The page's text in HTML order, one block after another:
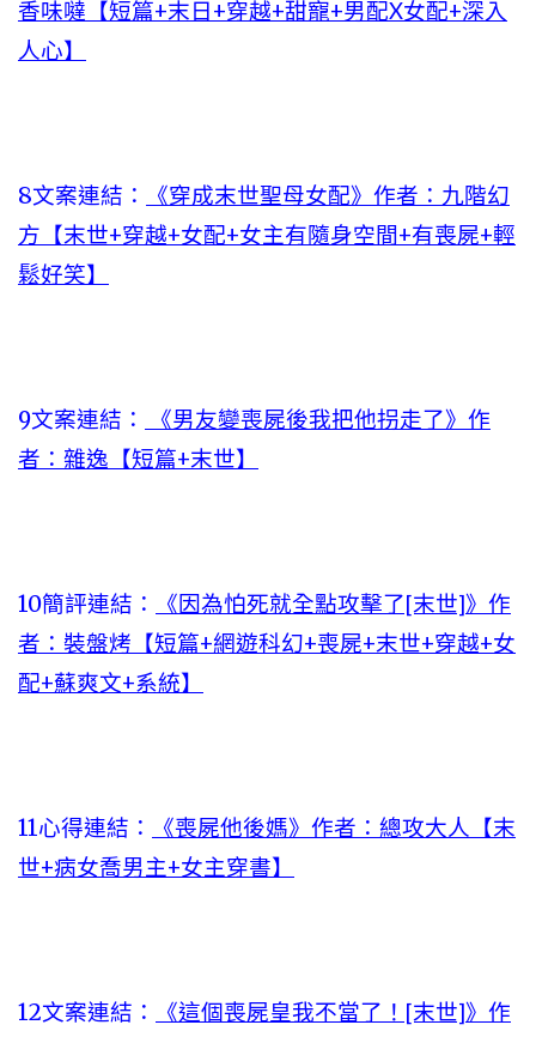
香味噠【短篇+末日+穿越+甜寵+男配X女配+深入
人心】
8文案連結：
《穿成末世聖母女配》作者：九階幻
方【末世+穿越+女配+女主有隨身空間+有喪屍+輕
鬆好笑】
9文案連結：
《男友變喪屍後我把他拐走了》作
者：雜逸【短篇+末世】
10簡評連結：
《因為怕死就全點攻擊了[末世]》作
者：裝盤烤【短篇+網遊科幻+喪屍+末世+穿越+女
配+蘇爽文+系統】
11心得連結：
《喪屍他後媽》作者：總攻大人【末
世+病女喬男主+女主穿書】
12文案連結：
《這個喪屍皇我不當了！[末世]》作